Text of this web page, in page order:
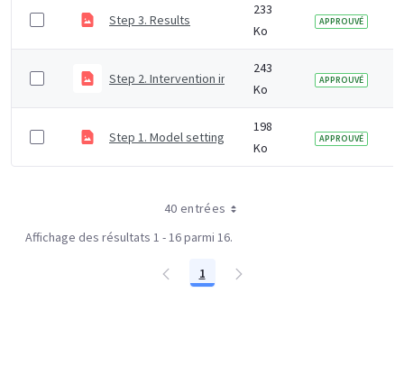
Step 3. Results
233
Ko
APPROUVÉ
Step 2. Intervention inputs
243
Ko
APPROUVÉ
Step 1. Model settings
198
Ko
APPROUVÉ
40 entrées
Affichage des résultats 1 - 16 parmi 16.
Page
1